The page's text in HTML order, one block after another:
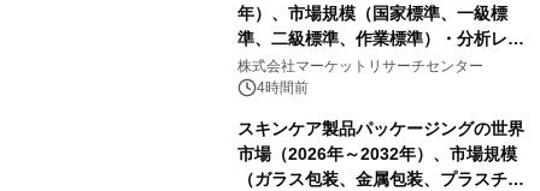
年）、市場規模（国家標準、一級標
準、二級標準、作業標準）・分析レポ
ートを発表
株式会社マーケットリサーチセンター
4時間前
スキンケア製品パッケージングの世界
市場（2026年～2032年）、市場規模
（ガラス包装、金属包装、プラスチッ